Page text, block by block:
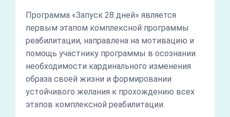
Программа «Запуск 28 дней» является
первым этапом комплексной программы
реабилитации, направлена на мотивацию и
помощь участнику программы в осознании
необходимости кардинального изменения
образа своей жизни и формировании
устойчивого желания к прохождению всех
этапов комплексной реабилитации.